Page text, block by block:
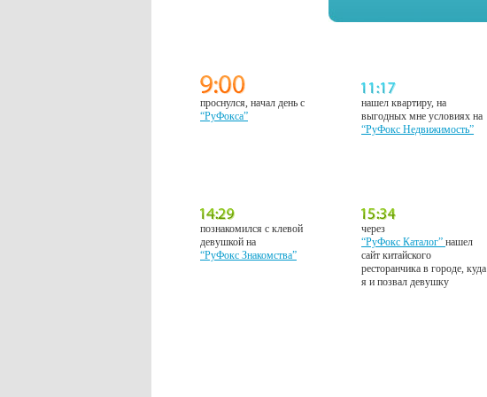
проснулся, начал день с
“РуФокса”
нашел квартиру, на
выгодных мне условиях на
“РуФокс Недвижимость”
познакомился с клевой
девушкой на
“РуФокс Знакомства”
через
“РуФокс Каталог”нашел
сайт китайского
ресторанчика в городе, куда
я и позвал девушку